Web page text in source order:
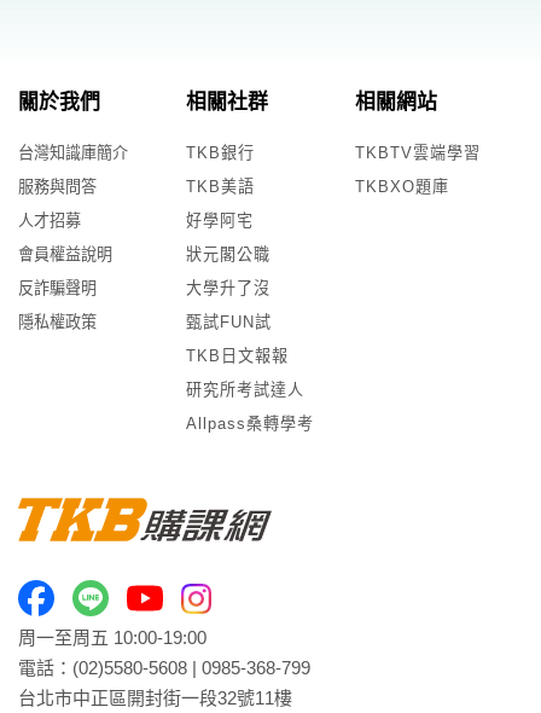
周一至周五 10:00-19:00
電話： (02)5580-5608 | 0985-368-799
台北市中正區開封街一段32號11樓
關於我們
台灣知識庫簡介
服務與問答
人才招募
會員權益說明
反詐騙聲明
隱私權政策
相關社群
TKB銀行
TKB美語
好學阿宅
狀元閣公職
大學升了沒
甄試FUN試
TKB日文報報
研究所考試達人
Allpass桑轉學考
相關網站
TKBTV雲端學習
TKBXO題庫